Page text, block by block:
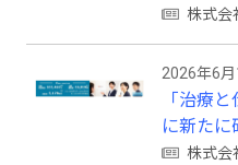
株式会
2026年6月
「治療
に新たに
株式会